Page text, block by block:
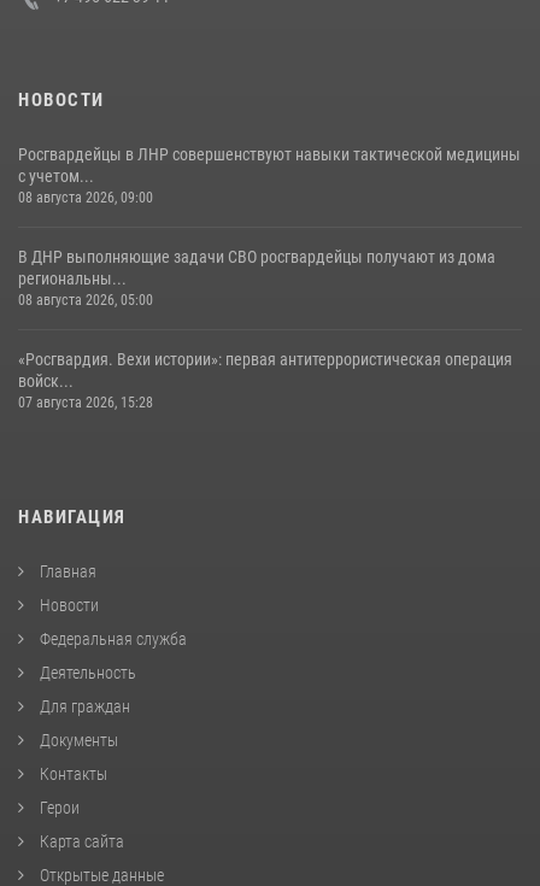
НОВОСТИ
Росгвардейцы в ЛНР совершенствуют навыки тактической медицины
с учетом...
08 августа 2026, 09:00
В ДНР выполняющие задачи СВО росгвардейцы получают из дома
региональны...
08 августа 2026, 05:00
«Росгвардия. Вехи истории»: первая антитеррористическая операция
войск...
07 августа 2026, 15:28
НАВИГАЦИЯ
Главная
Новости
Федеральная служба
Деятельность
Для граждан
Документы
Контакты
Герои
Карта сайта
Открытые данные